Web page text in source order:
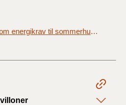
Gå til BR-vejledning om energikrav til sommerhuse, campinghytter og lignende ferieboliger